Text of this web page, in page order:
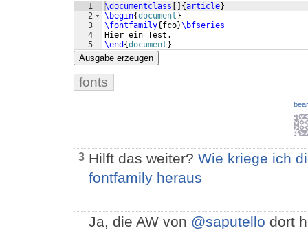
1
2
3
4
5
\documentclass [ ] {article}
\begin{document}
\fontfamily{fco}\bfseries
Hier ein Test.
\end {document}
Ausgabe erzeugen
fonts
3 Hilft das weiter? Wie kriege ich
fontfamily heraus
Ja, die AW von @saputello dort